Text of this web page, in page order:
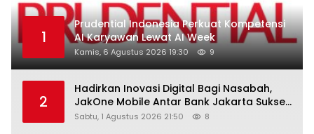
1
Prudential Indonesia Perkuat Kompetensi
AI Karyawan Lewat AI Week
Kamis, 6 Agustus 2026 19:30 9
2
Hadirkan Inovasi Digital Bagi Nasabah,
JakOne Mobile Antar Bank Jakarta Sukses
Raih Digital Excellence Awards 2026
Sabtu, 1 Agustus 2026 21:50 8